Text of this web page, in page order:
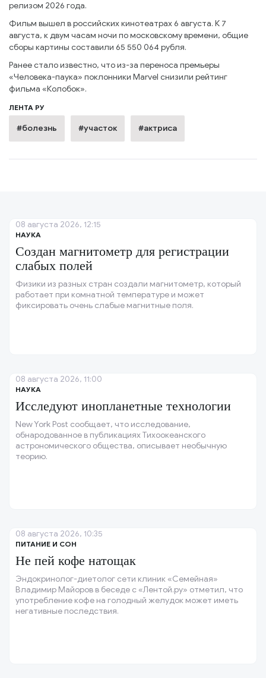
релизом 2026 года.
Фильм вышел в российских кинотеатрах 6 августа. К 7
августа, к двум часам ночи по московскому времени, общие
сборы картины составили 65 550 064 рубля.
Ранее стало известно, что из-за переноса премьеры
«Человека-паука» поклонники Marvel снизили рейтинг
фильма «Колобок».
ЛЕНТА РУ
#болезнь #участок #актриса
НАУКА
Создан магнитометр для регистрации
слабых полей
Физики из разных стран создали магнитометр, который
работает при комнатной температуре и может
фиксировать очень слабые магнитные поля.
08 августа 2026, 12:15
НАУКА
Исследуют инопланетные технологии
New York Post сообщает, что исследование,
обнародованное в публикациях Тихоокеанского
астрономического общества, описывает необычную
теорию.
08 августа 2026, 11:00
ПИТАНИЕ И СОН
Не пей кофе натощак
Эндокринолог-диетолог сети клиник «Семейная»
Владимир Майоров в беседе с «Лентой.ру» отметил, что
употребление кофе на голодный желудок может иметь
негативные последствия.
08 августа 2026, 10:35